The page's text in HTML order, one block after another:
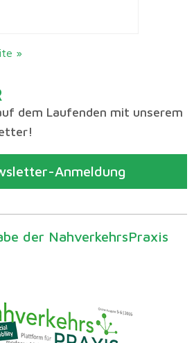
»
dem Laufenden mit unserem
Anmeldung
der NahverkehrsPraxis